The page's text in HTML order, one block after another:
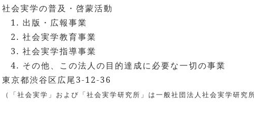
社会実学の普及・啓蒙活動
出版・広報事業
社会実学教育事業
社会実学指導事業
その他、この法人の目的達成に必要な一切の事業
東京都渋谷区広尾3-12-36
（「社会実学」および「社会実学研究所」は一般社団法人社会実学研究